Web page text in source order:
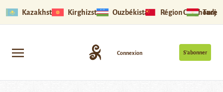
Kazakhstan Kirghizstan Ouzbékistan Région Ouïghoure
S’abonner
Connexion